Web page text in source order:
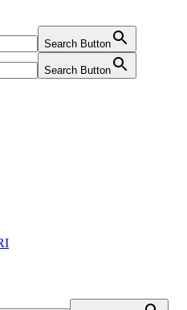
Search Button
Search Button